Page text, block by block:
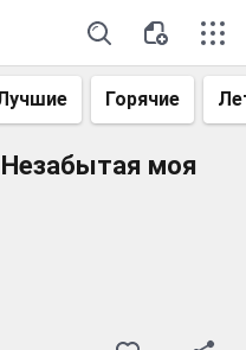
Горячие
моя